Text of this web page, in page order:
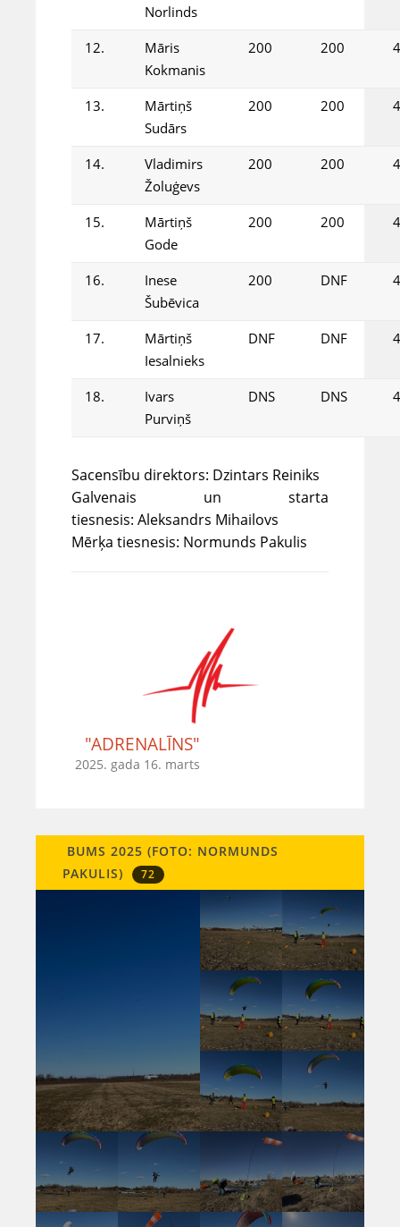
Norlinds
12.
Māris
Kokmanis
200 200
13.
Mārtiņš
Sudārs
200 200
14.
Vladimirs
Žoluģevs
200 200
15.
Mārtiņš
Gode
200 200
16.
Inese
Šubēvica
200 DNF
17.
Mārtiņš
Iesalnieks
DNF DNF
18.
Ivars
Purviņš
DNS DNS
Sacensību direktors: Dzintars Reiniks
Galvenais un starta
tiesnesis: Aleksandrs Mihailovs
Mērķa tiesnesis: Normunds Pakulis
"ADRENALĪNS"
2025. gada 16. marts
BUMS 2025 (FOTO: NORMUNDS
PAKULIS)
72